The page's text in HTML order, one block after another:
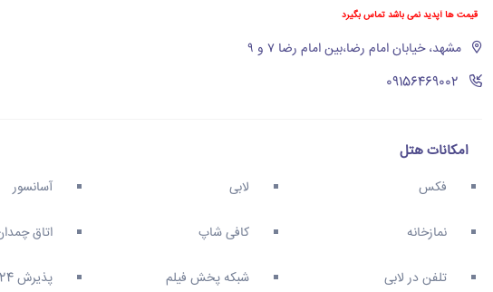
قیمت ها آپدید نمی باشد تماس بگیرد
مشهد، خیابان امام رضا،بین امام رضا ۷ و ۹
‪09156469002‬
امکانات هتل
فکس لابی آسانسور
نمازخانه کافی شاپ اتاق
تلفن در لابی شبکه پخش فیلم پذیرش 24 ساعته